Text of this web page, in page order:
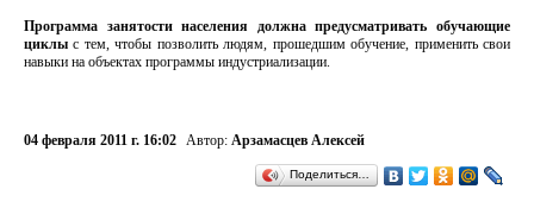
Программа занятости населения должна предусматривать обучающие
циклыс тем, чтобы позволить людям, прошедшим обучение, применить свои
навыки на объектах программы индустриализации.
04 февраля 2011 г. 16:02 Автор: Арзамасцев Алексей
Поделиться…